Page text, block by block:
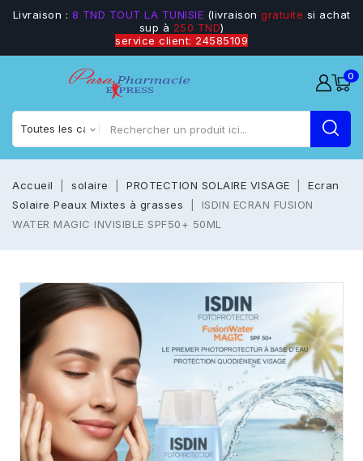
Livraison : 8 TND TOUT LA TUNISIE (livraison gratuite si achat
sup à 250 TND)
service client: 24585109
0
Accueil solaire PROTECTION SOLAIRE VISAGE
Ecran
Solaire Peaux Mixtes à grasses
ISDIN ECRAN FUSION
WATER MAGIC INVISIBLE SPF50+ 50ML